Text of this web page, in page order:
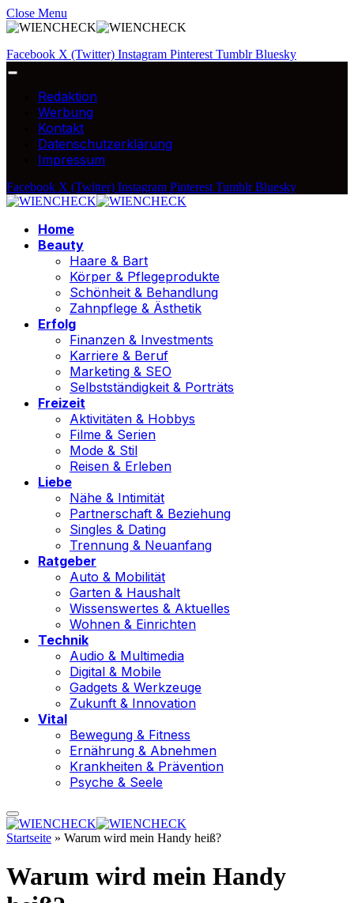
Close Menu
Facebook X (Twitter) Instagram Pinterest Tumblr Bluesky
Redaktion
Werbung
Kontakt
Datenschutzerklärung
Impressum
Facebook X (Twitter) Instagram Pinterest Tumblr Bluesky
Home
Beauty
Haare & Bart
Körper & Pflegeprodukte
Schönheit & Behandlung
Zahnpflege & Ästhetik
Erfolg
Finanzen & Investments
Karriere & Beruf
Marketing & SEO
Selbstständigkeit & Porträts
Freizeit
Aktivitäten & Hobbys
Filme & Serien
Mode & Stil
Reisen & Erleben
Liebe
Nähe & Intimität
Partnerschaft & Beziehung
Singles & Dating
Trennung & Neuanfang
Ratgeber
Auto & Mobilität
Garten & Haushalt
Wissenswertes & Aktuelles
Wohnen & Einrichten
Technik
Audio & Multimedia
Digital & Mobile
Gadgets & Werkzeuge
Zukunft & Innovation
Vital
Bewegung & Fitness
Ernährung & Abnehmen
Krankheiten & Prävention
Psyche & Seele
Startseite » Warum wird mein Handy heiß?
Warum wird mein Handy